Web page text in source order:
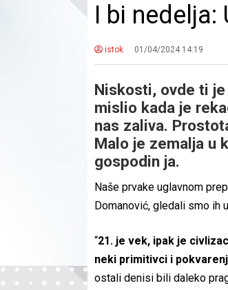
I bi nedelja:
istok 01/04/2024 14:19
Niskosti, ovde ti
mislio kada je
nas zaliva.
Malo je zemalja u
gospodin ja.
Naše prvake uglavnom
Domanović, gledali smo ih
“21. je vek, ipak je
neki primitivci i
ostali denisi bili daleko